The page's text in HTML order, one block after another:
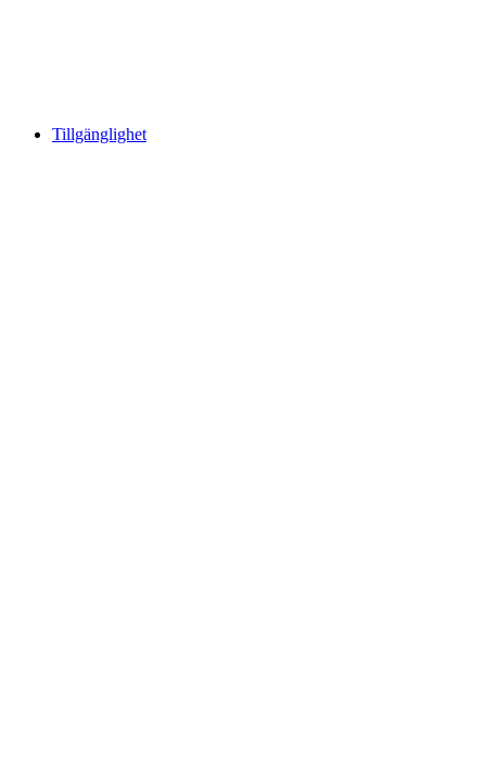
Tillgänglighet